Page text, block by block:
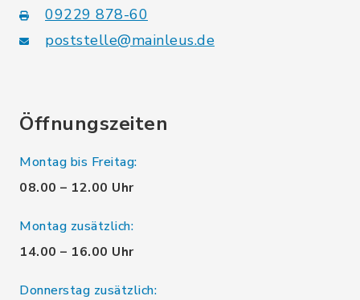
09229 878-60
poststelle@mainleus.de
Öffnungszeiten
Montag bis Freitag:
08.00 – 12.00 Uhr
Montag zusätzlich:
14.00 – 16.00 Uhr
Donnerstag zusätzlich: